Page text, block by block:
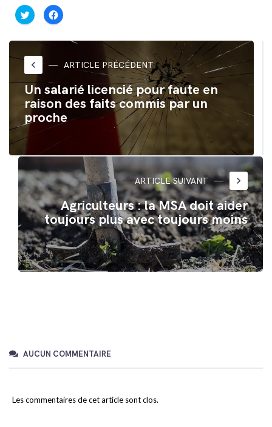
Cliquez
pour
partager
Twitter(ouvre
une
nouvelle
fenêtre)
Cliquez
pour
partager
Facebook(ouvre
nouvelle
fenêtre)
keyboard_arrow_left ARTICLE PRÉCÉDENT
Un salarié licencié pour faute en
raison des faits commis par un
proche
ARTICLE SUIVANT keyboard_arrow_right
Agriculteurs : la MSA doit aider
toujours plus avec toujours moins
AUCUN COMMENTAIRE
Les commentaires de cet article sont clos.